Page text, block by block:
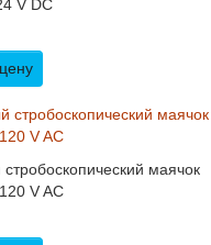
V DC
маячок
V AC